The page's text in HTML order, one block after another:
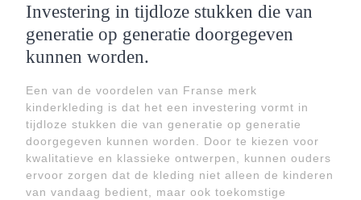
Investering in tijdloze stukken die van
generatie op generatie doorgegeven
kunnen worden.
Een van de voordelen van Franse merk
kinderkleding is dat het een investering vormt in
tijdloze stukken die van generatie op generatie
doorgegeven kunnen worden. Door te kiezen voor
kwalitatieve en klassieke ontwerpen, kunnen ouders
ervoor zorgen dat de kleding niet alleen de kinderen
van vandaag bedient, maar ook toekomstige